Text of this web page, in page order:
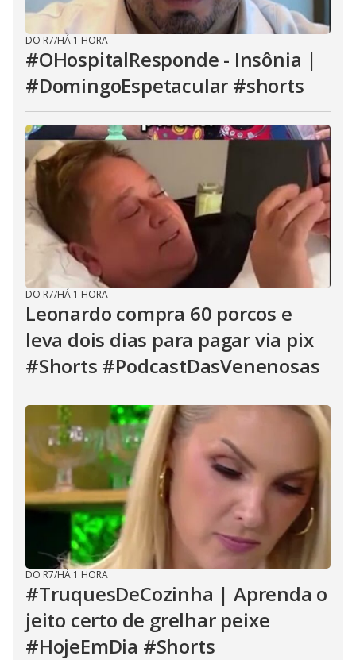
DO R7/HÁ 1 HORA
#OHospitalResponde - Insônia |
#DomingoEspetacular #shorts
DO R7/HÁ 1 HORA
Leonardo compra 60 porcos e
leva dois dias para pagar via pix
#Shorts #PodcastDasVenenosas
DO R7/HÁ 1 HORA
#TruquesDeCozinha | Aprenda o
jeito certo de grelhar peixe
#HojeEmDia #Shorts